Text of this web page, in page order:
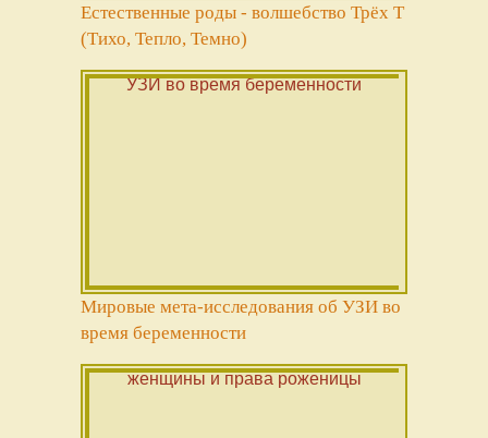
Естественные роды - волшебство Трёх Т
(Тихо, Тепло, Темно)
Мировые мета-исследования об УЗИ во
время беременности